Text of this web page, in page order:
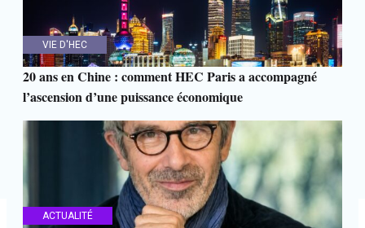
VIE D'HEC
20 ans en Chine : comment HEC Paris a accompagné
l’ascension d’une puissance économique
ACTUALITÉ